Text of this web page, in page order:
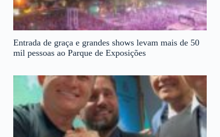
Entrada de graça e grandes shows levam mais de 50
mil pessoas ao Parque de Exposições